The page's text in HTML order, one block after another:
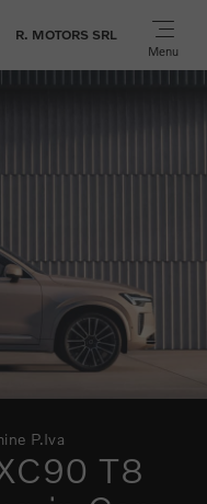
R. MOTORS SRL
Menu
P.Iva
T8